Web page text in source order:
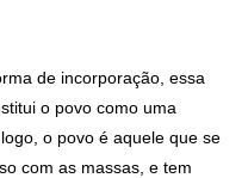
de incorporação, essa
o povo como uma
o povo é aquele que se
com as massas, e tem